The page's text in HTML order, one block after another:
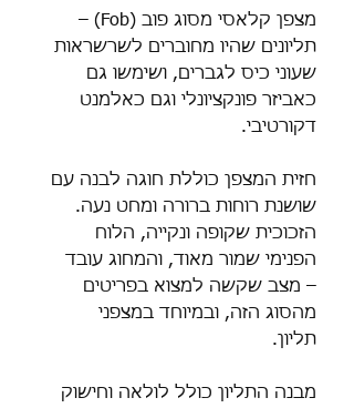
מצפן קלאסי מסוג פוב (Fob) –
תליונים שהיו מחוברים לשרשראות
שעוני כיס לגברים, ושימשו גם
כאביזר פונקציונלי וגם כאלמנט
דקורטיבי.
חזית המצפן כוללת חוגה לבנה עם
שושנת רוחות ברורה ומחט נעה.
הזכוכית שקופה ונקייה, הלוח
הפנימי שמור מאוד, והמחוג עובד
– מצב שקשה למצוא בפריטים
מהסוג הזה, ובמיוחד במצפני
תליון.
מבנה התליון כולל לולאה וחישוק